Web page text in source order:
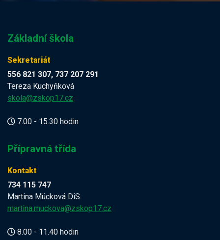
Základní škola
Sekretariát
556 821 307, 737 207 291
Tereza Kuchyňková
skola@zskop17.cz
7.00 - 15.30 hodin
Přípravná třída
Kontakt
734 115 747
Martina Mücková DiS.
martina.muckova@zskop17.cz
8.00 - 11.40 hodin